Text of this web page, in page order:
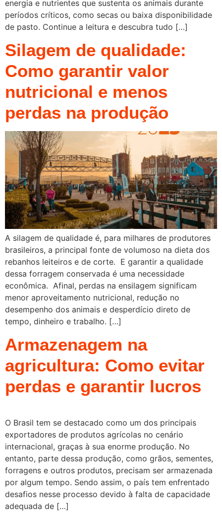
energia e nutrientes que sustenta os animais durante
períodos críticos, como secas ou baixa disponibilidade
de pasto. Continue a leitura e descubra tudo […]
Silagem de qualidade:
Como garantir valor
nutricional e menos
perdas na produção
A silagem de qualidade é, para milhares de produtores
brasileiros, a principal fonte de volumoso na dieta dos
rebanhos leiteiros e de corte. E garantir a qualidade
dessa forragem conservada é uma necessidade
econômica. Afinal, perdas na ensilagem significam
menor aproveitamento nutricional, redução no
desempenho dos animais e desperdício direto de
tempo, dinheiro e trabalho. […]
Armazenagem na
agricultura: Como evitar
perdas e garantir lucros
O Brasil tem se destacado como um dos principais
exportadores de produtos agrícolas no cenário
internacional, graças à sua enorme produção. No
entanto, parte dessa produção, como grãos, sementes,
forragens e outros produtos, precisam ser armazenada
por algum tempo. Sendo assim, o país tem enfrentado
desafios nesse processo devido à falta de capacidade
adequada de […]